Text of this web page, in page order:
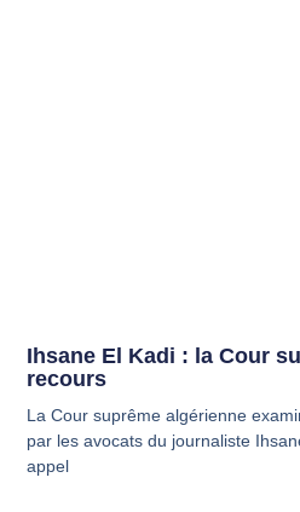
Ihsane El Kadi : la Cour
recours
La Cour suprême algérienne
par les avocats du journaliste
appel